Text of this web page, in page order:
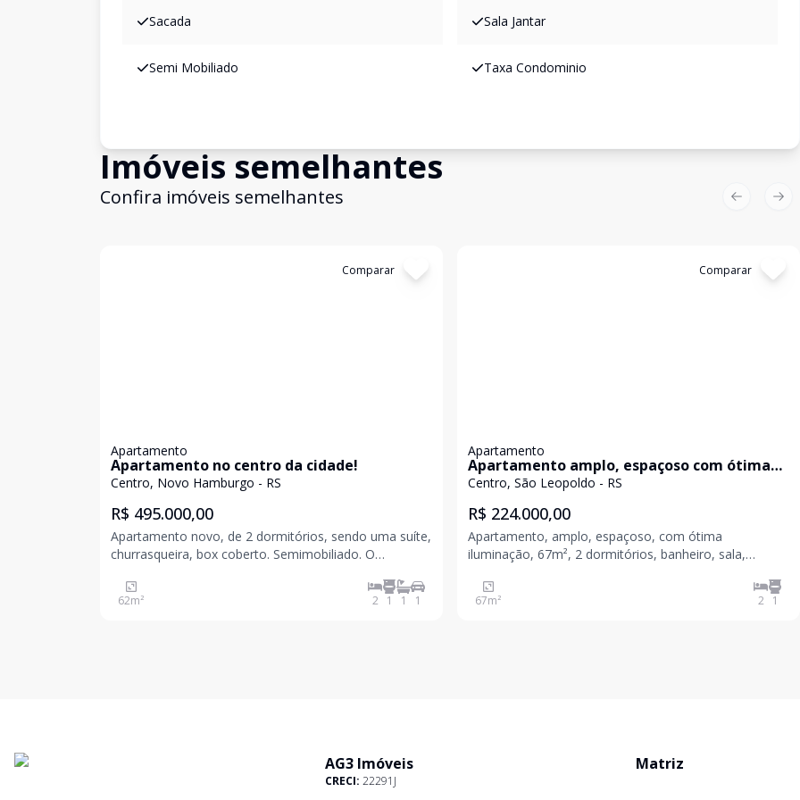
Sacada Sala Jantar
Semi Mobiliado Taxa Condominio
Imóveis semelhantes
Confira imóveis semelhantes
Comparar
Apartamento
Apartamento no centro da cidade!
Centro, Novo Hamburgo - RS
R$ 495.000,00
Apartamento novo, de 2 dormitórios, sendo uma suíte,
churrasqueira, box coberto. Semimobiliado. O
salão de festas, bicicletário e vagas para visitantes.
62m² 2 1 1 1
Comparar
Apartamento
Apartamento amplo, espaçoso com ótima
localização!
Centro, São Leopoldo - RS
R$ 224.000,00
Apartamento, amplo, espaçoso, com ótima
iluminação, 67m², 2 dormitórios, banheiro, sala,
privilegiada, condomínio seguro e tranquilo. Venha
conhecer, agende a sua visita! Valores sujeitos a
67m² 2 1
Previous
AG3 Imóveis
CRECI: 22291J
Matriz